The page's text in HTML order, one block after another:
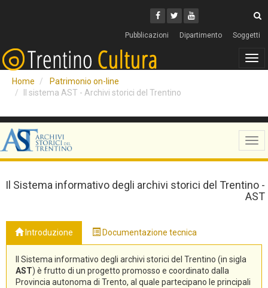
Facebook
Twitter
Youtube
Pubblicazioni Dipartimento Soggetti
Home
Patrimonio on-line
Il sistema AST - Archivi storici del Trentino
Il Sistema informativo degli archivi storici del Trentino -
AST
Introduzione Documentazione tecnica
Il Sistema informativo degli archivi storici del Trentino (in sigla
AST) è frutto di un progetto promosso e coordinato dalla
Provincia autonoma di Trento, al quale partecipano le principali